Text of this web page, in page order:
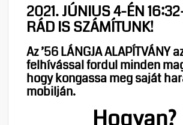
2021. JÚNIUS 4-ÉN
RÁD IS SZÁMÍTUNK!
Az ’56 LÁNGJA ALAPÍTVÁNY
felhívással fordul minden
hogy kongassa meg saját
mobilján.